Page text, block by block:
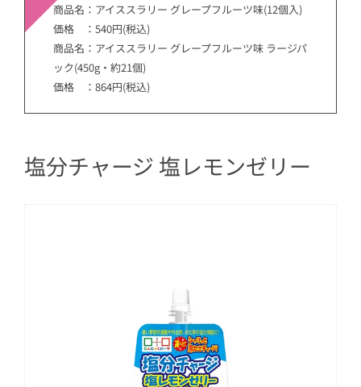
商品名：アイススラリー グレープフルーツ味(12個入)
価格 ：540円(税込)
商品名：アイススラリー グレープフルーツ味 ラージパ
ック(450g・約21個)
価格 ：864円(税込)
塩分チャージ 塩レモンゼリー